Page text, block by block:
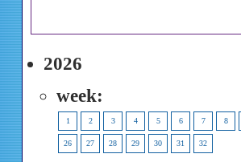
2026
week:
1 2 3 4 5 6 7 8
26 27 28 29 30 31 32